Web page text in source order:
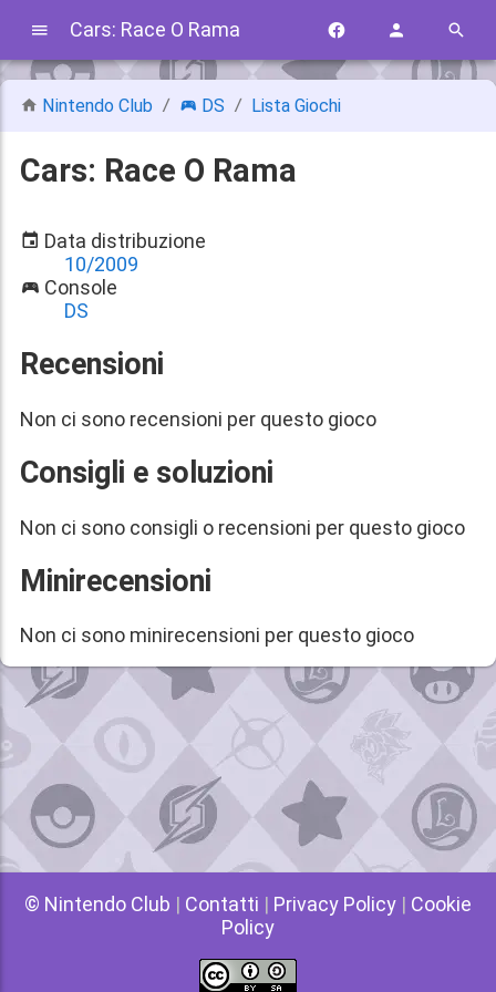
Cars: Race O Rama
Nintendo Club DS Lista Giochi
Cars: Race O Rama
Data distribuzione
10/2009
Console
DS
Recensioni
Non ci sono recensioni per questo gioco
Consigli e soluzioni
Non ci sono consigli o recensioni per questo gioco
Minirecensioni
Non ci sono minirecensioni per questo gioco
© Nintendo Club | Contatti | Privacy Policy | Cookie
Policy